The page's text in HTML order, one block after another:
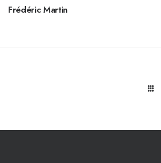
Frédéric Martin